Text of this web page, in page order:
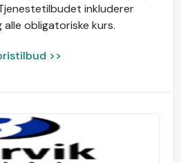
inkluderer
obligatoriske kurs.
>>